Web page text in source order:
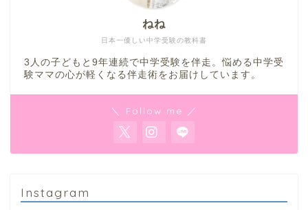
日本一優しい中学受験の教科書
ねね
3人の子どもと9年連続で中学受験を伴走。悩める中学受
験ママの心が軽くなる伴走術をお届けしています。
＼ Follow me ／
Instagram